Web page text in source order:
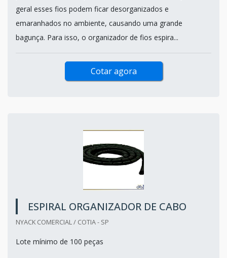
geral esses fios podem ficar desorganizados e
emaranhados no ambiente, causando uma grande
bagunça. Para isso, o organizador de fios espira...
Cotar agora
ESPIRAL ORGANIZADOR DE CABO
NYACK COMERCIAL / COTIA - SP
Lote mínimo de 100 peças